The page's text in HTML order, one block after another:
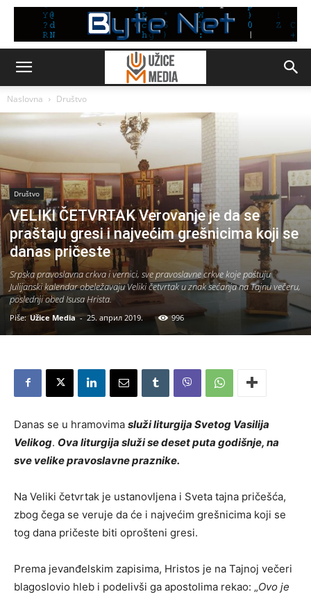
Naslovna Društvo
Društvo
VELIKI ČETVRTAK Verovanje je da se
praštaju gresi i najvećim grešnicima koji se
danas pričeste
Srpska pravoslavna crkva i vernici, sve pravoslavne crkve koje poštuju
Julijanski kalendar obeležavaju Veliki četvrtak u znak sećanja na Tajnu večeru,
poslednji obed Isusa Hrista.
Piše: Užice Media - 25. април 2019. 996
Danas se u hramovima služi liturgija Svetog Vasilija
Velikog. Ova liturgija služi se deset puta godišnje, na
sve velike pravoslavne praznike.
Na Veliki četvrtak je ustanovljena i Sveta tajna pričešća,
zbog čega se veruje da će i najvećim grešnicima koji se
tog dana pričeste biti oprošteni gresi.
Prema jevanđelskim zapisima, Hristos je na Tajnoj večeri
blagoslovio hleb i podelivši ga apostolima rekao: „Ovo je